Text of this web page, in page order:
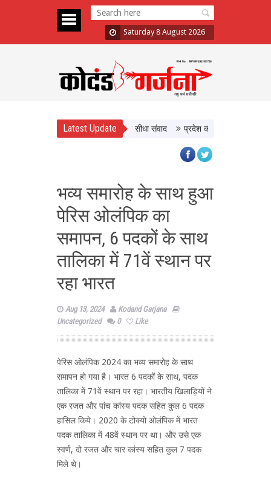
Saturday 8 August 2026
Latest Update
डॉ. यादव ने किसानों से किया सीधा संवाद प्रदेश की सांस्कृतिक विरासत और
भव्य समारोह के साथ हुआ
पेरिस ओलंपिक का
समापन, 6 पदकों के साथ
तालिका में 71वें स्थान पर
रहा भारत
Aug 13, 2024
Kodand Garjana
Uncategorized
0 Like
पेरिस ओलंपिक 2024 का भव्य समारोह के साथ
समापन हो गया है। भारत 6 पदकों के साथ, पदक
तालिका में 71वें स्थान पर रहा। भारतीय खिलाड़ियों ने
एक रजत और पांच कांस्य पदक सहित कुल 6 पदक
हासिल किये। 2020 के टोक्यो ओलंपिक में भारत
पदक तालिका में 48वें स्‍थान पर था। और उसे एक
स्वर्ण, दो रजत और चार कांस्य सहित कुल 7 पदक
मिले थे।